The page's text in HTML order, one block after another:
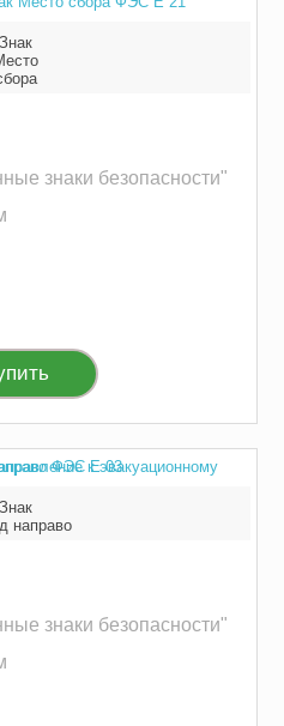
Знак
знаки безопасности"
Знак
направо
знаки безопасности"